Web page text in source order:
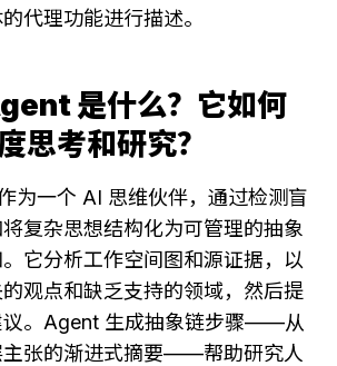
代理功能进行描述。
是什么？它如何
思考和研究？
为一个 AI 思维伙伴，通过检测盲
复杂思想结构化为可管理的抽象
它分析工作空间图和源证据，以
观点和缺乏支持的领域，然后提
议。Agent 生成抽象链步骤——从
主张的渐进式摘要——帮助研究人